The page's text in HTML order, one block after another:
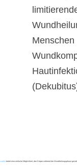
Menschen
curetin bietet eine einfache Möglichkeit, den Körper während der Wundheilungsphase